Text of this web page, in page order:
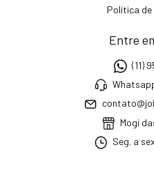
Política
Entre
(11)
Mogi
Seg. a